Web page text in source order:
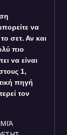
να
σετ. Αν και
πιο
να είναι
1,
πηγή
τον